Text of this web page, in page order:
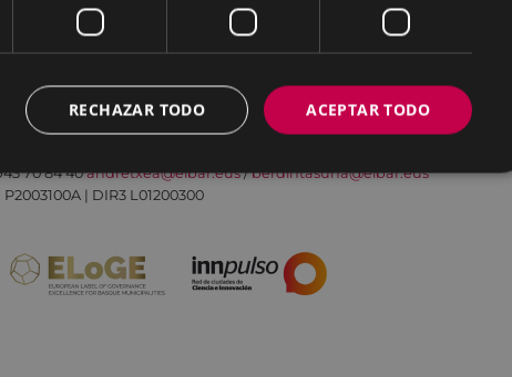
Política de cookies Contacto Accesibilidad
redes sociales del Ayuntamiento
70 84 40andretxea@eibar.eus/berdintasuna@eibar.eus
P2003100A | DIR3 L01200300
ACEPTAR TODO
RECHAZAR TODO